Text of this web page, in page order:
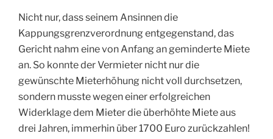
Nicht nur, dass seinem Ansinnen die
Kappungsgrenzverordnung entgegenstand, das
Gericht nahm eine von Anfang an geminderte Miete
an. So konnte der Vermieter nicht nur die
gewünschte Mieterhöhung nicht voll durchsetzen,
sondern musste wegen einer erfolgreichen
Widerklage dem Mieter die überhöhte Miete aus
drei Jahren, immerhin über 1700 Euro zurückzahlen!